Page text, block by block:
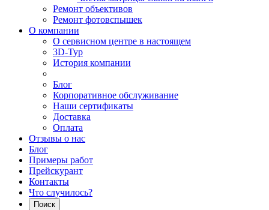
Ремонт объективов
Ремонт фотовспышек
О компании
О сервисном центре в настоящем
3D-Тур
История компании
Блог
Корпоративное обслуживание
Наши сертификаты
Доставка
Оплата
Отзывы о нас
Блог
Примеры работ
Прейскурант
Контакты
Что случилось?
Поиск